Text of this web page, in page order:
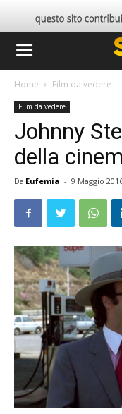
Home Film da vedere
Film da vedere
Johnny
della
Da Eufemia - 9 Maggio